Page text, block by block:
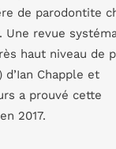
de parodontite
Une revue
haut niveau de
Chapple et
a prouvé cette
2017.